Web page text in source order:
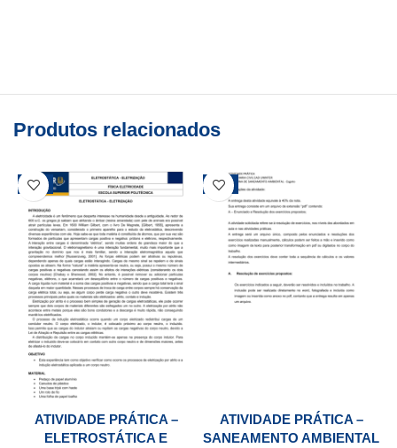
Produtos relacionados
-25%
ATIVIDADE PRÁTICA –
ELETROSTÁTICA E
-25%
ATIVIDADE PRÁTICA –
SANEAMENTO AMBIENTAL